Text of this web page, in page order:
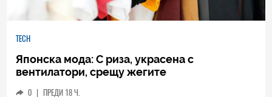
TECH
Японска мода: С риза, украсена с
вентилатори, срещу жегите
0 | ПРЕДИ 18 Ч.